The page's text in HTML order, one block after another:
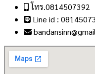
โทร.0814507392
Line id :